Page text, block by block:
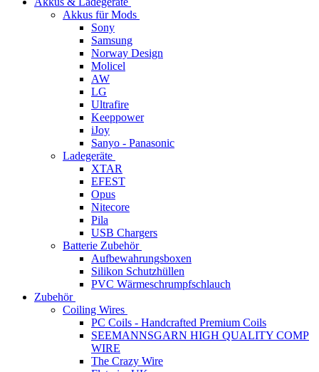
Akkus für Mods
Sony
Samsung
Norway Design
Molicel
AW
LG
Ultrafire
Keeppower
iJoy
Sanyo - Panasonic
Ladegeräte
XTAR
EFEST
Opus
Nitecore
Pila
USB Chargers
Batterie Zubehör
Aufbewahrungsboxen
Silikon Schutzhüllen
PVC Wärmeschrumpfschlauch
Zubehör
Coiling Wires
PC Coils - Handcrafted Premium Coils
SEEMANNSGARN HIGH QUALITY COMP
WIRE
The Crazy Wire